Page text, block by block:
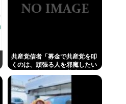
共産党信者「募金で共産党を叩
くのは、頑張る人を邪魔したい
のせい」